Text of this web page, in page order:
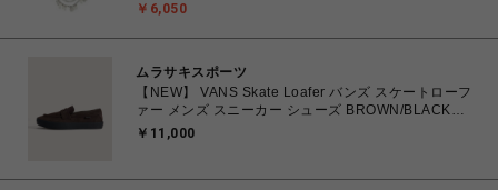
￥6,050
ムラサキスポーツ
【NEW】 VANS Skate Loafer バンズ スケートローフ
ァー メンズ スニーカー シューズ BROWN/BLACK
26.0cm～28.0cm VN000VA6Y49 0198266309224
￥11,000